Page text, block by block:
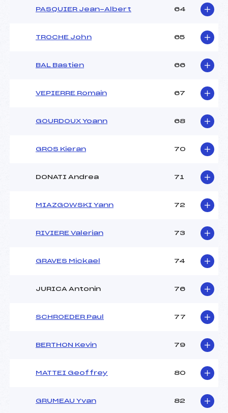
PASQUIER Jean-Albert 64
TROCHE John 65
BAL Bastien 66
VEPIERRE Romain 67
GOURDOUX Yoann 68
GROS Kieran 70
DONATI Andrea 71
MIAZGOWSKI Yann 72
RIVIERE Valerian 73
GRAVES Mickael 74
JURICA Antonin 76
SCHROEDER Paul 77
BERTHON Kevin 79
MATTEI Geoffrey 80
GRUMEAU Yvan 82